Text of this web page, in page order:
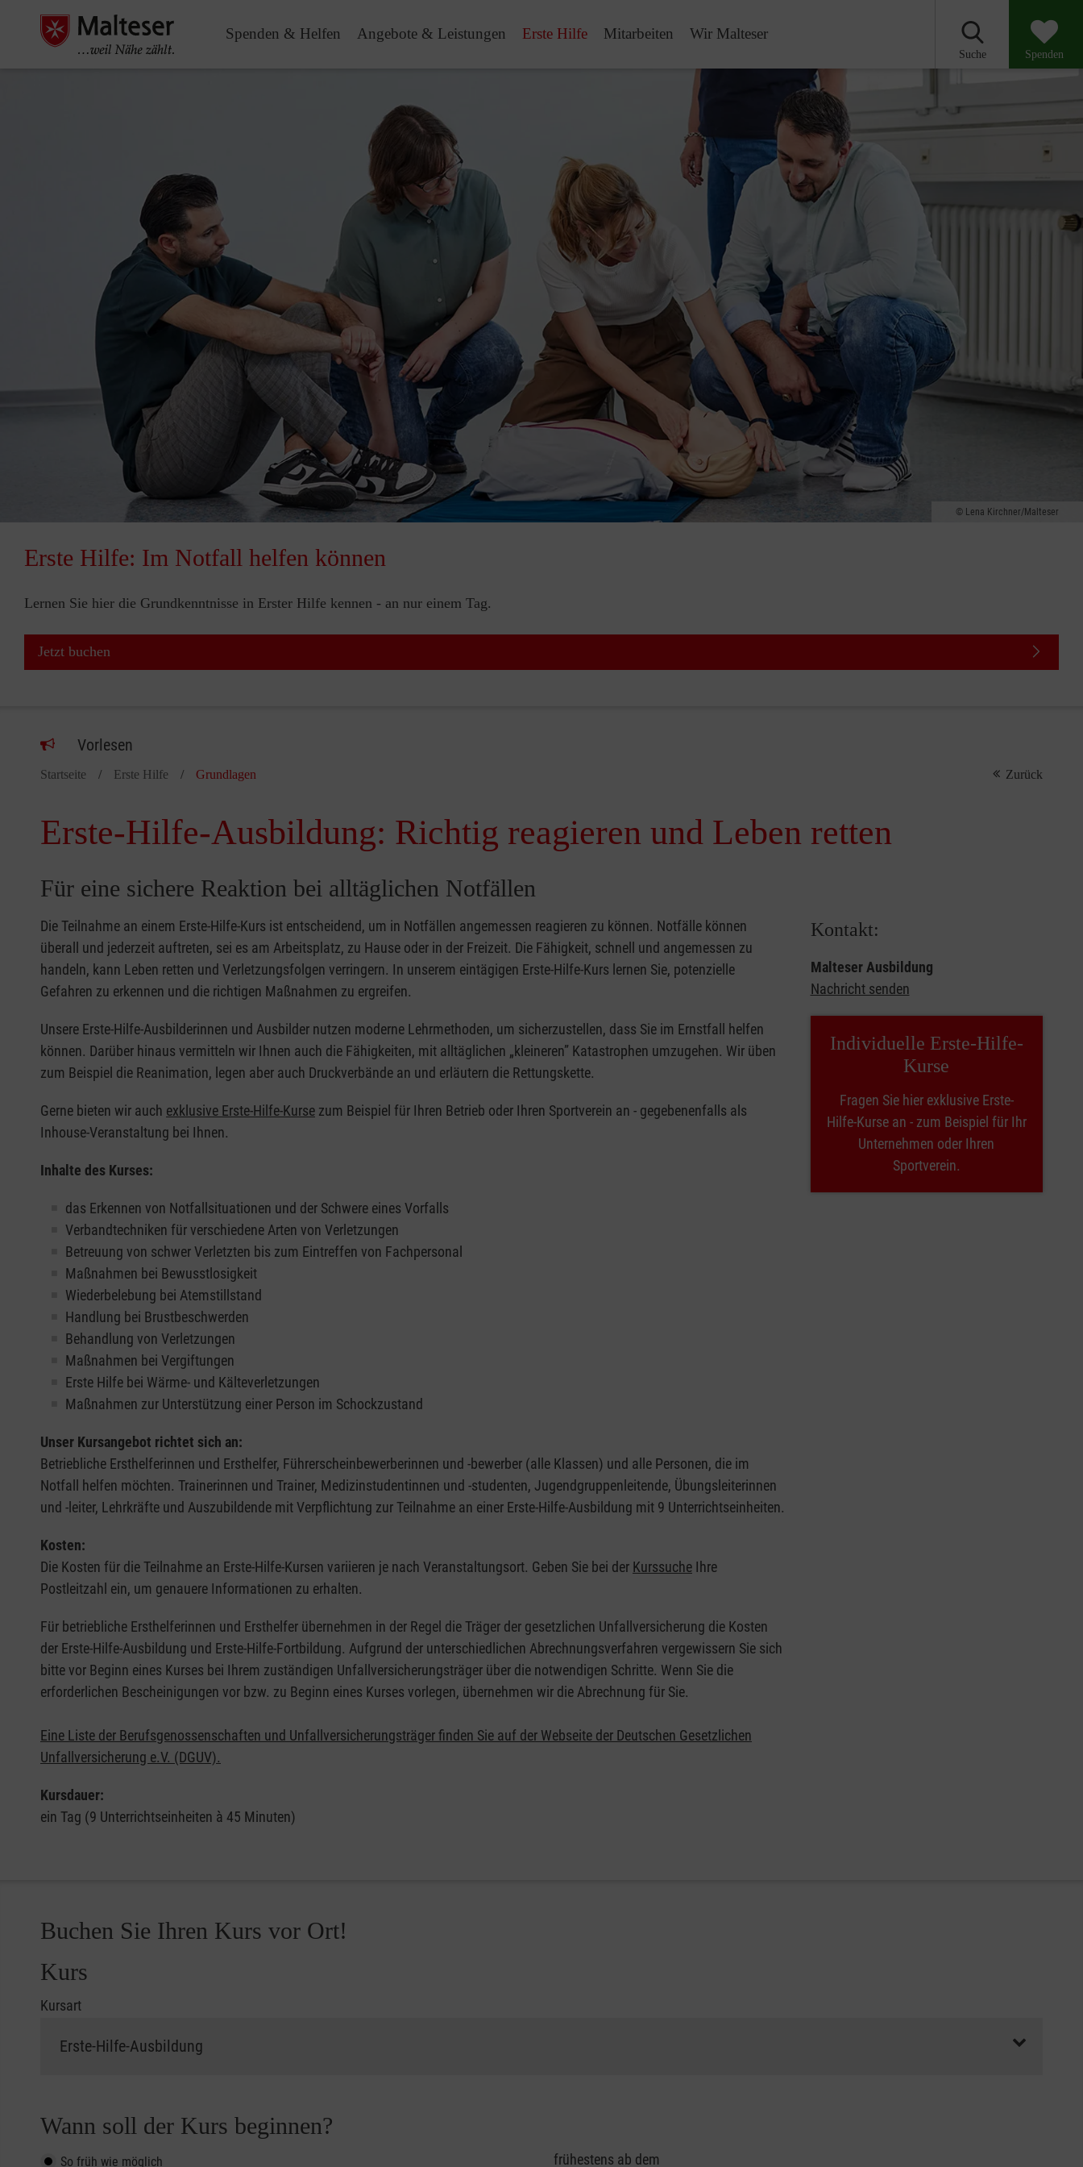
Spenden & Helfen Angebote & Leistungen Erste Hilfe Mitarbeiten Wir Malteser
Suche Spenden
Lena Kirchner/Malteser
Erste Hilfe: Im Notfall helfen können
Lernen Sie hier die Grundkenntnisse in Erster Hilfe kennen - an nur einem Tag.
Jetzt buchen
Vorlesen
Startseite Erste Hilfe Grundlagen Zurück
Erste-Hilfe-Ausbildung: Richtig reagieren und Leben retten
Für eine sichere Reaktion bei alltäglichen Notfällen
Die Teilnahme an einem Erste-Hilfe-Kurs ist entscheidend, um in Notfällen angemessen reagieren zu können. Notfälle können
überall und jederzeit auftreten, sei es am Arbeitsplatz, zu Hause oder in der Freizeit. Die Fähigkeit, schnell und angemessen zu
handeln, kann Leben retten und Verletzungsfolgen verringern. In unserem eintägigen Erste-Hilfe-Kurs lernen Sie, potenzielle
Gefahren zu erkennen und die richtigen Maßnahmen zu ergreifen.
Unsere Erste-Hilfe-Ausbilderinnen und Ausbilder nutzen moderne Lehrmethoden, um sicherzustellen, dass Sie im Ernstfall helfen
können. Darüber hinaus vermitteln wir Ihnen auch die Fähigkeiten, mit alltäglichen „kleineren” Katastrophen umzugehen. Wir üben
zum Beispiel die Reanimation, legen aber auch Druckverbände an und erläutern die Rettungskette.
Gerne bieten wir auch exklusive Erste-Hilfe-Kurse zum Beispiel für Ihren Betrieb oder Ihren Sportverein an - gegebenenfalls als
Inhouse-Veranstaltung bei Ihnen.
Inhalte des Kurses:
das Erkennen von Notfallsituationen und der Schwere eines Vorfalls
Verbandtechniken für verschiedene Arten von Verletzungen
Betreuung von schwer Verletzten bis zum Eintreffen von Fachpersonal
Maßnahmen bei Bewusstlosigkeit
Wiederbelebung bei Atemstillstand
Handlung bei Brustbeschwerden
Behandlung von Verletzungen
Maßnahmen bei Vergiftungen
Erste Hilfe bei Wärme- und Kälteverletzungen
Maßnahmen zur Unterstützung einer Person im Schockzustand
Unser Kursangebot richtet sich an:
Betriebliche Ersthelferinnen und Ersthelfer, Führerscheinbewerberinnen und -bewerber (alle Klassen) und alle Personen, die im
Notfall helfen möchten. Trainerinnen und Trainer, Medizinstudentinnen und -studenten, Jugendgruppenleitende, Übungsleiterinnen
und -leiter, Lehrkräfte und Auszubildende mit Verpflichtung zur Teilnahme an einer Erste-Hilfe-Ausbildung mit 9 Unterrichtseinheiten.
Kosten:
Die Kosten für die Teilnahme an Erste-Hilfe-Kursen variieren je nach Veranstaltungsort. Geben Sie bei der Kurssuche Ihre
Postleitzahl ein, um genauere Informationen zu erhalten.
Für betriebliche Ersthelferinnen und Ersthelfer übernehmen in der Regel die Träger der gesetzlichen Unfallversicherung die Kosten
der Erste-Hilfe-Ausbildung und Erste-Hilfe-Fortbildung. Aufgrund der unterschiedlichen Abrechnungsverfahren vergewissern Sie sich
bitte vor Beginn eines Kurses bei Ihrem zuständigen Unfallversicherungsträger über die notwendigen Schritte. Wenn Sie die
erforderlichen Bescheinigungen vor bzw. zu Beginn eines Kurses vorlegen, übernehmen wir die Abrechnung für Sie.
Eine Liste der Berufsgenossenschaften und Unfallversicherungsträger finden Sie auf der Webseite der Deutschen Gesetzlichen
Unfallversicherung e.V. (DGUV).
Kursdauer:
ein Tag (9 Unterrichtseinheiten à 45 Minuten)
Kontakt:
Malteser Ausbildung
Nachricht senden
Individuelle Erste-Hilfe-
Kurse
Fragen Sie hier exklusive Erste-
Hilfe-Kurse an - zum Beispiel für Ihr
Unternehmen oder Ihren
Sportverein.
Buchen Sie Ihren Kurs vor Ort!
Kurs
Kursart
Wann soll der Kurs beginnen?
So früh wie möglich frühestens ab dem